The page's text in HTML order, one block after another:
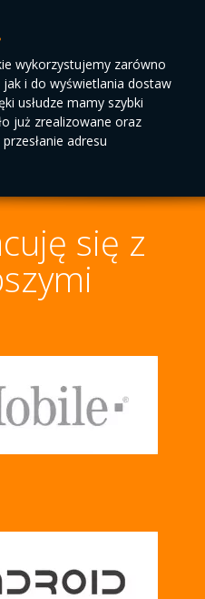
wykorzystujemy zarówno
i do wyświetlania dostaw
usłudze mamy szybki
już zrealizowane oraz
adresu
się z